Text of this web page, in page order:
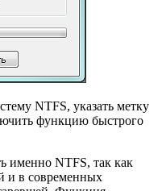
NTFS, указать метку
функцию быстрого
именно NTFS, так как
и в современных